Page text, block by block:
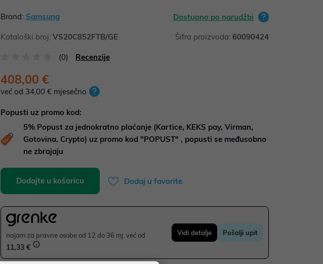
Brand: Samsung Dostupno po narudžbi
Kataloški broj: VS20C852FTB/GE Šifra proizvoda: 60090424
(0) Recenzije
408,00 €
već od 34,00 € mjesečno
Popusti uz promo kod:
5% Popust za jednokratno plaćanje (Kartice, KEKS pay, Virman,
Gotovina, Crypto) uz promo kod "POPUST" , popusti se međusobno
ne zbrajaju
Dodajte u košaricu Dodaj u favorite
najam za pravne osobe od 12 do 36 mj. već od
11,33 €
Vidi detalje Pošalji upit